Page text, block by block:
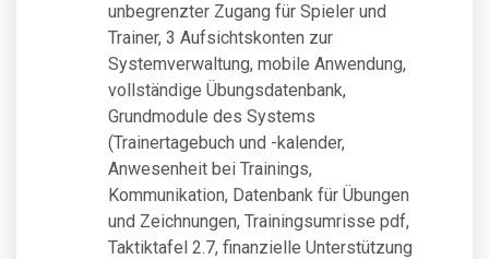
unbegrenzter Zugang für Spieler und
Trainer, 3 Aufsichtskonten zur
Systemverwaltung, mobile Anwendung,
vollständige Übungsdatenbank,
Grundmodule des Systems
(Trainertagebuch und -kalender,
Anwesenheit bei Trainings,
Kommunikation, Datenbank für Übungen
und Zeichnungen, Trainingsumrisse pdf,
Taktiktafel 2.7, finanzielle Unterstützung